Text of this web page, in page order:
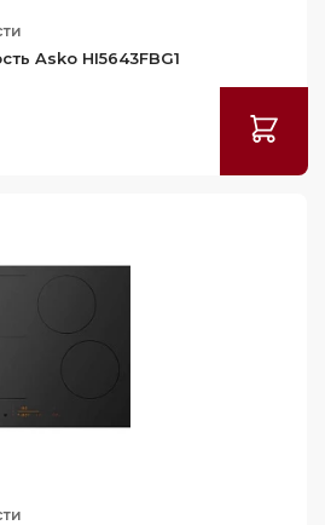
Asko HI5643FBG1